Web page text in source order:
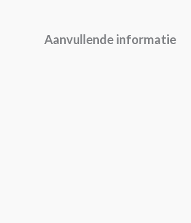
Aanvullende informatie